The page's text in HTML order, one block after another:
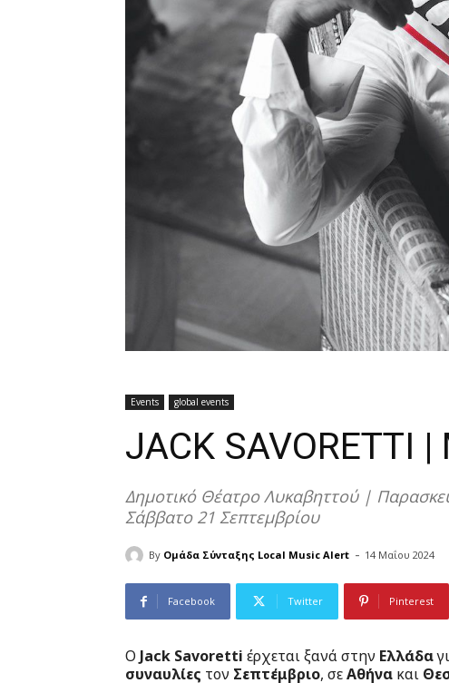
Events global events
JACK SAVORETTI |
Δημοτικό Θέατρο Λυκαβηττού |
Σάββατο 21 Σεπτεμβρίου
By Ομάδα Σύνταξης Local Music Alert - 14 Μαΐου 2024
Facebook Twitter Pinterest
Ο Jack Savoretti έρχεται ξανά στην Ελλάδα
συναυλίες τον Σεπτέμβριο, σεΑθήνα και